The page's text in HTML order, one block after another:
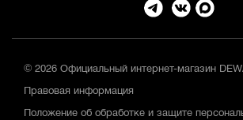
© 2026 Официальный интернет-магазин
Правовая информация
Положение об обработке и защите